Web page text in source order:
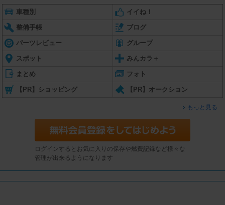
車種別 イイね！
整備手帳 ブログ
パーツレビュー グループ
スポット みんカラ＋
まとめ フォト
【PR】ショッピング 【PR】オークション
もっと見る
ログインするとお気に入りの保存や燃費記録など様々な
管理が出来るようになります